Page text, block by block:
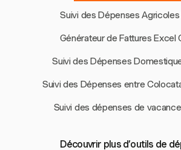
Suivi des Dépenses
Générateur de Fattures Excel
Suivi des Dépenses
Suivi des Dépenses entre
Suivi des dépenses de
Découvrir plus d’outils de